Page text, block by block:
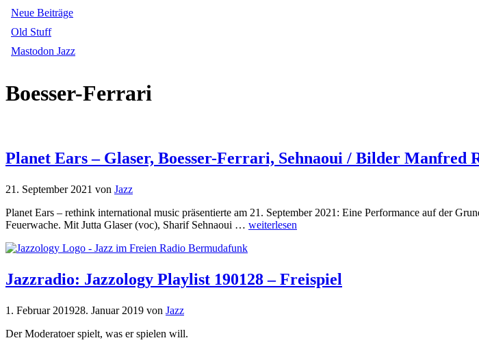
Neue Beiträge
Old Stuff
Mastodon Jazz
Boesser-Ferrari
Planet Ears – Glaser, Boesser-Ferrari, Sehnaoui / Bilder Manfred
21. September 2021 von Jazz
Planet Ears – rethink international music präsentierte am 21. September 2021: Eine Performance auf der
Feuerwache. Mit Jutta Glaser (voc), Sharif Sehnaoui … weiterlesen
Jazzradio: Jazzology Playlist 190128 – Freispiel
1. Februar 201928. Januar 2019 von Jazz
Der Moderatoer spielt, was er spielen will.